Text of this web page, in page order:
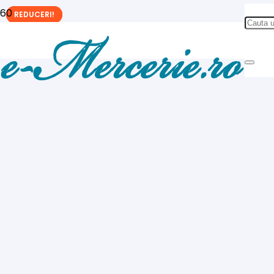
REDUCERI!
REDUCERI!
REDUCERI!